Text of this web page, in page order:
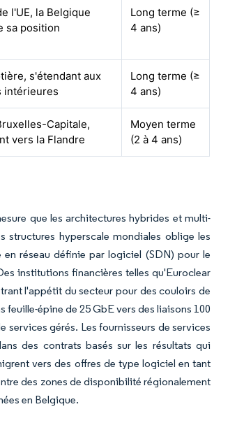
l'UE, la Belgique
sa position
Long terme (≥
4 ans)
s'étendant aux
intérieures
Long terme (≥
4 ans)
Capitale,
vers la Flandre
Moyen terme
(2 à 4 ans)
que les architectures hybrides et multi-
hyperscale mondiales oblige les
réseau définie par logiciel (SDN) pour le
institutions financières telles qu'Euroclear
l'appétit du secteur pour des couloirs de
épine de 25 GbE vers des liaisons 100
services gérés. Les fournisseurs de services
des contrats basés sur les résultats qui
vers des offres de type logiciel en tant
des zones de disponibilité régionalement
en Belgique.